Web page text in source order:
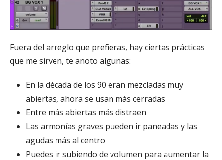
Fuera del arreglo que prefieras, hay ciertas prácticas
que me sirven, te anoto algunas:
En la década de los 90 eran mezcladas muy
abiertas, ahora se usan más cerradas
Entre más abiertas más distraen
Las armonías graves pueden ir paneadas y las
agudas más al centro
Puedes ir subiendo de volumen para aumentar la